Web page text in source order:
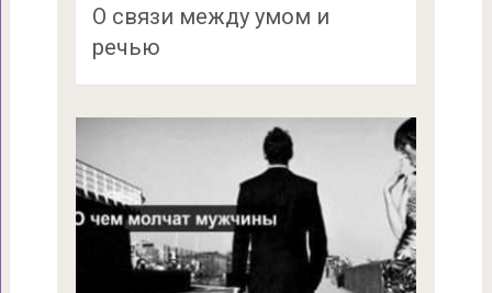
О связи между умом и
речью